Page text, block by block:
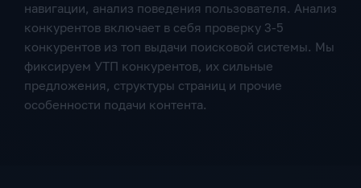
навигации, анализ поведения пользователя. Анализ
конкурентов включает в себя проверку 3-5
конкурентов из топ выдачи поисковой системы. Мы
фиксируем УТП конкурентов, их сильные
предложения, структуры страниц и прочие
особенности подачи контента.